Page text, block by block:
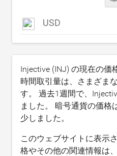
USD
Injective (INJ) の現在の価
時間取引量は、さまざま
す。 過去1週間で、
ました。 暗号通貨の価格
少しました。
このウェブサイトに表示
格やその他の関連情報は